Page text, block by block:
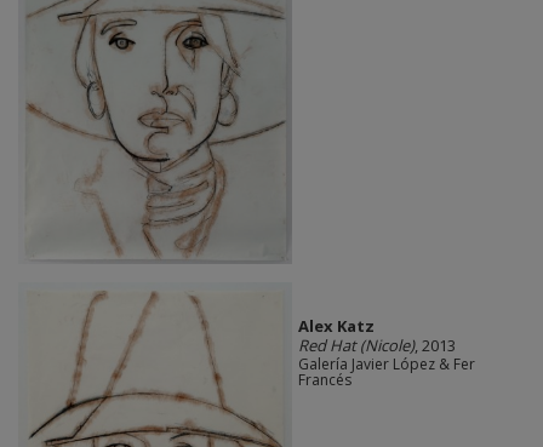
Alex Katz
Red Hat (Nicole), 2013
Galería Javier López & Fer
Francés